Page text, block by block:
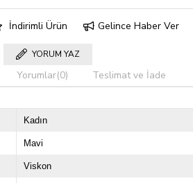
İndirimli Ürün Gelince Haber Ver
YORUM YAZ
Yorumlar(0) Teslimat ve İade
Kadın
Mavi
Viskon